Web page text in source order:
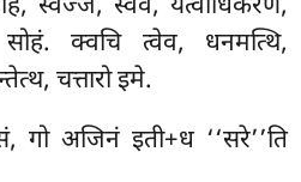
स्वज्ज, स्वेव, यत्वाधिकरणं,
क्वचि त्वेव, धनमत्थि,
चत्तारो इमे.
अजिनं इती+ध ‘‘सरे’’ति